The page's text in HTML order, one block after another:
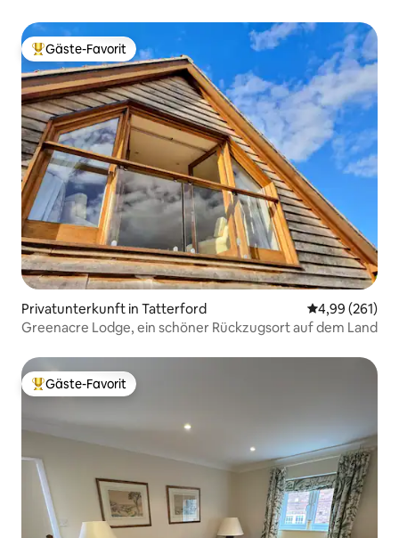
Beliebter Gäste-Favorit.
Gäste-Favorit
Privatunterkunft in Tatterford
4,99 (261)
Greenacre Lodge, ein schöner Rückzugsort auf dem Land
Beliebter Gäste-Favorit.
Gäste-Favorit